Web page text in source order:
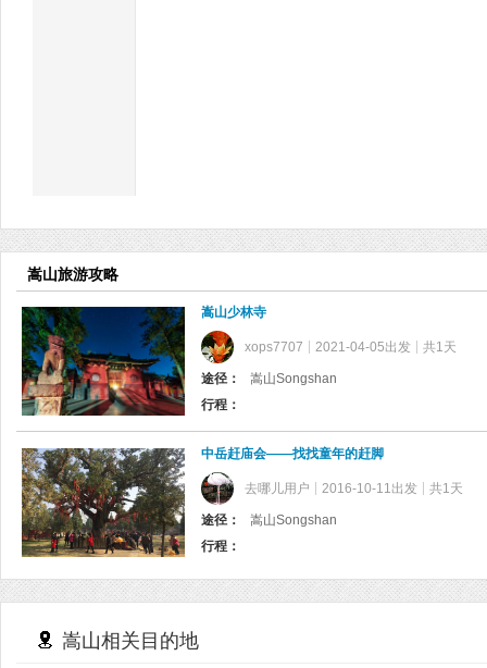
嵩山旅游攻略
嵩山少林寺
xops7707 2021-04-05出发 共1天
途径：
嵩山Songshan
行程：
中岳赶庙会——找找童年的赶脚
去哪儿用户 2016-10-11出发 共1天
途径：
嵩山Songshan
行程：
嵩山相关目的地